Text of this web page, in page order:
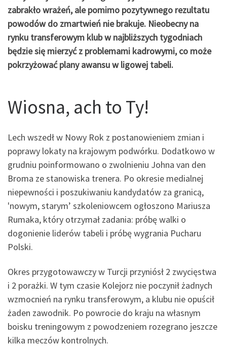
zabrakło wrażeń, ale pomimo pozytywnego rezultatu
powodów do zmartwień nie brakuje. Nieobecny na
rynku transferowym klub w najbliższych tygodniach
będzie się mierzyć z problemami kadrowymi, co może
pokrzyżować plany awansu w ligowej tabeli.
Wiosna, ach to Ty!
Lech wszedł w Nowy Rok z postanowieniem zmian i
poprawy lokaty na krajowym podwórku. Dodatkowo w
grudniu poinformowano o zwolnieniu Johna van den
Broma ze stanowiska trenera. Po okresie medialnej
niepewności i poszukiwaniu kandydatów za granicą,
'nowym, starym’ szkoleniowcem ogłoszono Mariusza
Rumaka, który otrzymał zadania: próbę walki o
dogonienie liderów tabeli i próbę wygrania Pucharu
Polski.
Okres przygotowawczy w Turcji przyniósł 2 zwycięstwa
i 2 porażki. W tym czasie Kolejorz nie poczynił żadnych
wzmocnień na rynku transferowym, a klubu nie opuścił
żaden zawodnik. Po powrocie do kraju na własnym
boisku treningowym z powodzeniem rozegrano jeszcze
kilka meczów kontrolnych.